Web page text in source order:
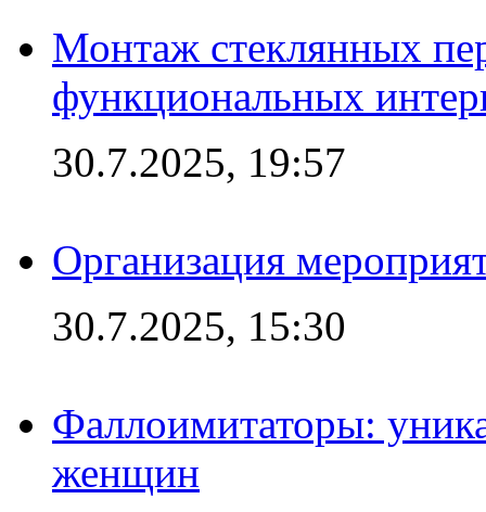
Монтаж стеклянных
функциональных
30.7.2025, 19:57
Организация
30.7.2025, 15:30
Фаллоимитаторы:
женщин